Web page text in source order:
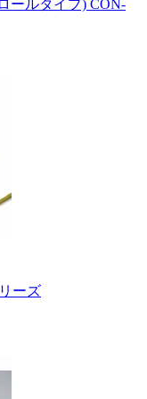
ールタイプ) CON-
ーズ